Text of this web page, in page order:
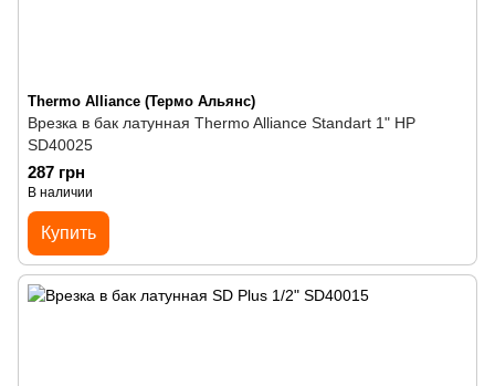
Thermo Alliance (Термо Альянс)
Врезка в бак латунная Thermo Alliance Standart 1" НР
SD40025
287 грн
В наличии
Купить